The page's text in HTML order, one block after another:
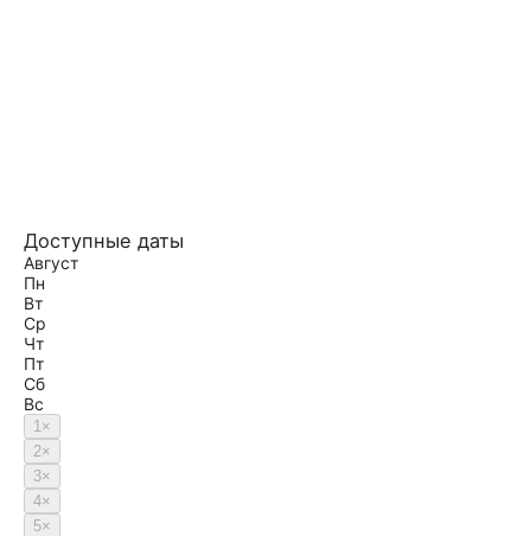
Доступные даты
Август
Пн
Вт
Ср
Чт
Пт
Сб
Вс
1×
2×
3×
4×
5×